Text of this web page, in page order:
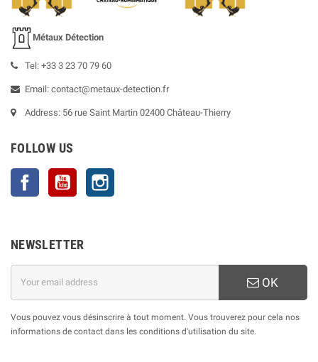
Métaux Détection
Tel: +33 3 23 70 79 60
Email: contact@metaux-detection.fr
Address: 56 rue Saint Martin 02400 Château-Thierry
FOLLOW US
Facebook YouTube
NEWSLETTER
OK
Vous pouvez vous désinscrire à tout moment. Vous trouverez pour cela nos
informations de contact dans les conditions d'utilisation du site.